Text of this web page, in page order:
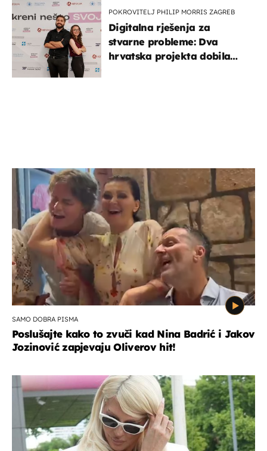
POKROVITELJ PHILIP MORRIS ZAGREB
Digitalna rješenja za
stvarne probleme: Dva
hrvatska projekta dobila
SAMO DOBRA PISMA
Poslušajte kako to zvuči kad Nina Badrić i Jakov
Jozinović zapjevaju Oliverov hit!